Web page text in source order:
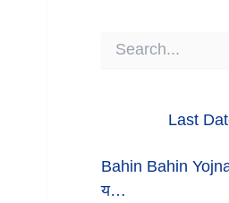
F
O
R
Last
Bahin Bahin
य…